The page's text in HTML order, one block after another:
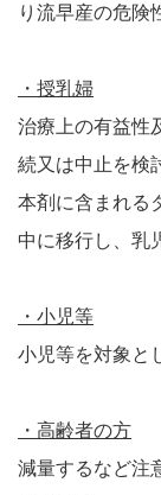
り流早産の危険
・授乳婦
治療上の有益性
続又は中止を検
本剤に含まれる
中に移行し、乳
・小児等
小児等を対象と
・高齢者の方
減量するなど注